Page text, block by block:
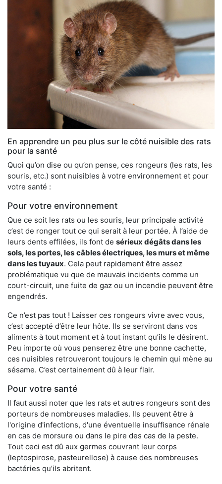
En apprendre un peu plus sur le côté nuisible des rats
pour la santé
Quoi qu’on dise ou qu’on pense, ces rongeurs (les rats, les
souris, etc.) sont nuisibles à votre environnement et pour
votre santé :
Pour votre environnement
Que ce soit les rats ou les souris, leur principale activité
c’est de ronger tout ce qui serait à leur portée. À l’aide de
leurs dents effilées, ils font de sérieux dégâts dans les
sols, les portes, les câbles électriques, les murs et même
dans les tuyaux. Cela peut rapidement être assez
problématique vu que de mauvais incidents comme un
court-circuit, une fuite de gaz ou un incendie peuvent être
engendrés.
Ce n’est pas tout ! Laisser ces rongeurs vivre avec vous,
c’est accepté d’être leur hôte. Ils se serviront dans vos
aliments à tout moment et à tout instant qu’ils le désirent.
Peu importe où vous penserez être une bonne cachette,
ces nuisibles retrouveront toujours le chemin qui mène au
sésame. C’est certainement dû à leur flair.
Pour votre santé
Il faut aussi noter que les rats et autres rongeurs sont des
porteurs de nombreuses maladies. Ils peuvent être à
l'origine d'infections, d'une éventuelle insuffisance rénale
en cas de morsure ou dans le pire des cas de la peste.
Tout ceci est dû aux germes couvrant leur corps
(leptospirose, pasteurellose) à cause des nombreuses
bactéries qu’ils abritent.